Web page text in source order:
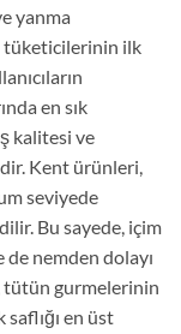
yanma
tüketicilerinin ilk
en sık
kalitesi ve
Kent ürünleri,
seviyede
Bu sayede, içim
de nemden dolayı
tütün gurmelerinin
saflığı en üst